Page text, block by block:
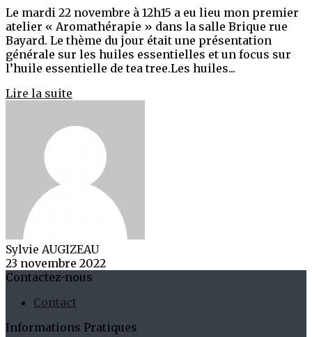
Le mardi 22 novembre à 12h15 a eu lieu mon premier
atelier « Aromathérapie » dans la salle Brique rue
Bayard. Le thème du jour était une présentation
générale sur les huiles essentielles et un focus sur
l’huile essentielle de tea tree.Les huiles...
Lire la suite
Sylvie AUGIZEAU
23 novembre 2022
Contactez-nous
Contact
Informations Pratiques